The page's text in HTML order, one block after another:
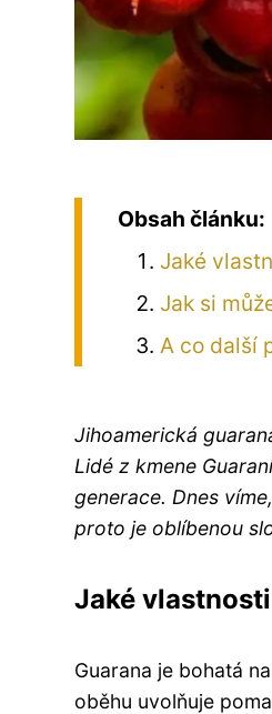
Obsah článku:
Jaké
Jak si
A co další
Jihoamerická
Lidé z kmene
generace. Dnes
proto je oblíbenou
Jaké
Guarana je bohatá
oběhu uvolňuje